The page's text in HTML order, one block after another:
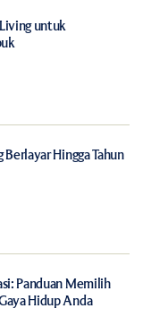
untuk
Hingga Tahun
Panduan Memilih
Hidup Anda